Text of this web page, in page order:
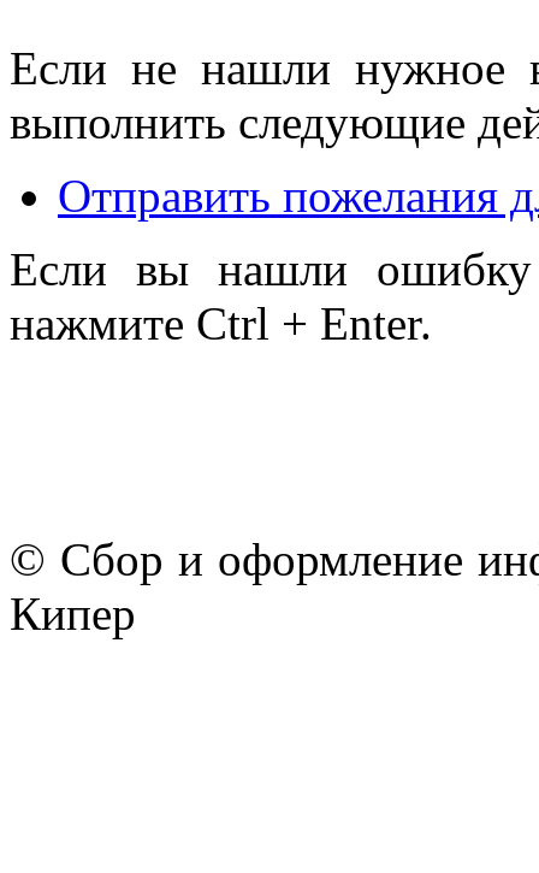
Если не нашли нужное
выполнить следующие
Отправить пожелания
Если вы нашли ошибку
нажмите Ctrl + Enter.
© Сбор и оформление
Кипер